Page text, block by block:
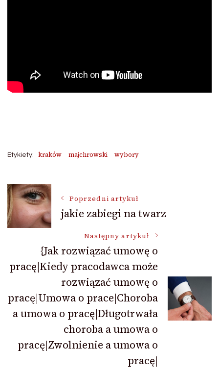
Etykiety: kraków majchrowski wybory
Nawigacja
wpisu
Poprzedni artykuł
jakie zabiegi na twarz
Następny artykuł
{Jak rozwiązać umowę o
pracę|Kiedy pracodawca może
rozwiązać umowę o
pracę|Umowa o prace|Choroba
a umowa o pracę|Długotrwała
choroba a umowa o
pracę|Zwolnienie a umowa o
pracę|